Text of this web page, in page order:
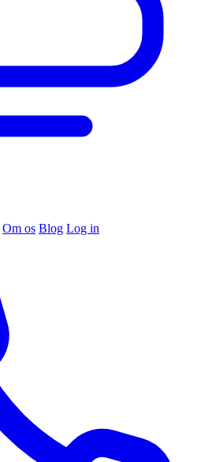
Om os Blog Log in